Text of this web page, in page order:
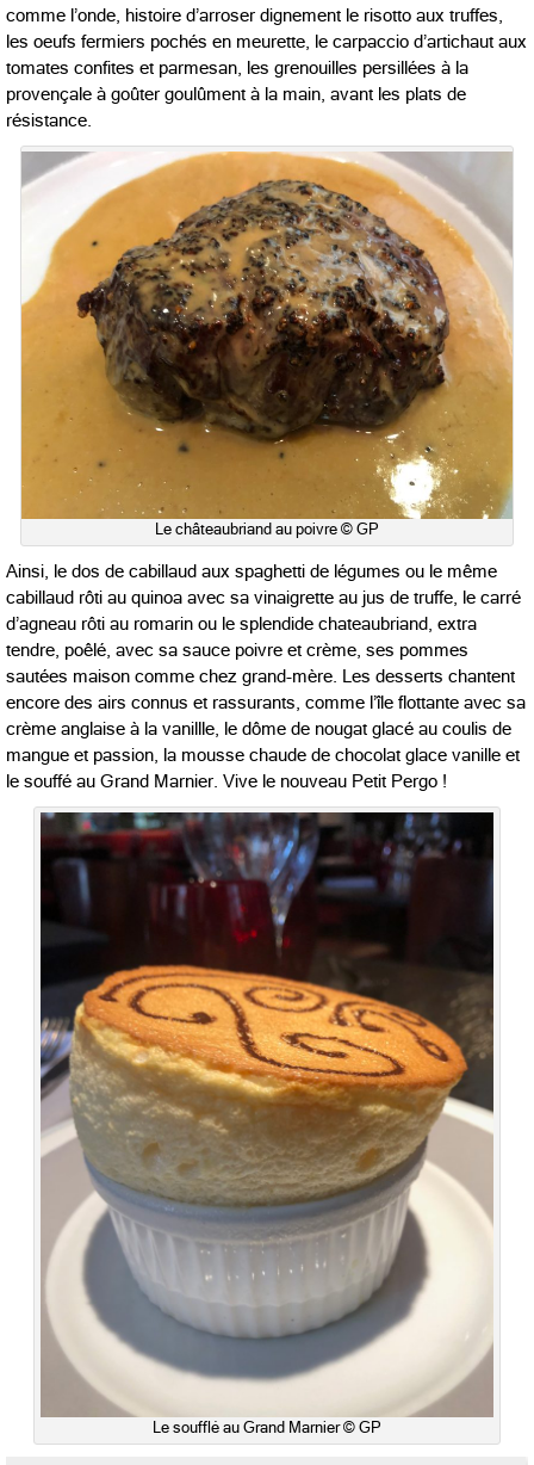
comme l’onde, histoire d’arroser dignement le risotto aux truffes,
les oeufs fermiers pochés en meurette, le carpaccio d’artichaut aux
tomates confites et parmesan, les grenouilles persillées à la
provençale à goûter goulûment à la main, avant les plats de
résistance.
Le châteaubriand au poivre © GP
Ainsi, le dos de cabillaud aux spaghetti de légumes ou le même
cabillaud rôti au quinoa avec sa vinaigrette au jus de truffe, le carré
d’agneau rôti au romarin ou le splendide chateaubriand, extra
tendre, poêlé, avec sa sauce poivre et crème, ses pommes
sautées maison comme chez grand-mère. Les desserts chantent
encore des airs connus et rassurants, comme l’île flottante avec sa
crème anglaise à la vanillle, le dôme de nougat glacé au coulis de
mangue et passion, la mousse chaude de chocolat glace vanille et
le souffé au Grand Marnier. Vive le nouveau Petit Pergo !
Le soufflé au Grand Marnier © GP